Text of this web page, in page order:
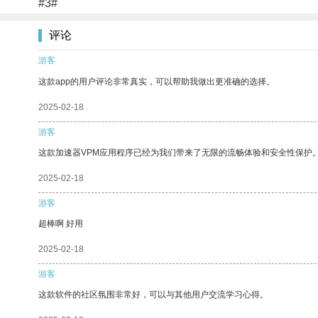
#3#
评论
游客
这款app的用户评论非常真实，可以帮助我做出更准确的选择。
2025-02-18
游客
这款加速器VPM应用程序已经为我们带来了无限的流畅体验和安全性保护
2025-02-18
游客
超棒啊 好用
2025-02-18
游客
这款软件的社区氛围非常好，可以与其他用户交流学习心得。